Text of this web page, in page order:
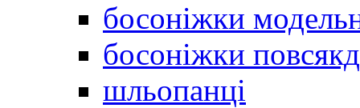
босоніжки
босоніжки
шльопанці